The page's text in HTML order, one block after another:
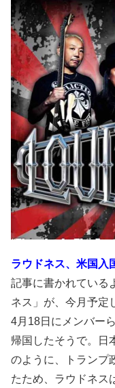
ラウドネス、米国
記事に書かれている
ネス」が、今月予定
4月18日にメンバー
帰国したそうで。日
のように、トランプ
たため、ラウドネス